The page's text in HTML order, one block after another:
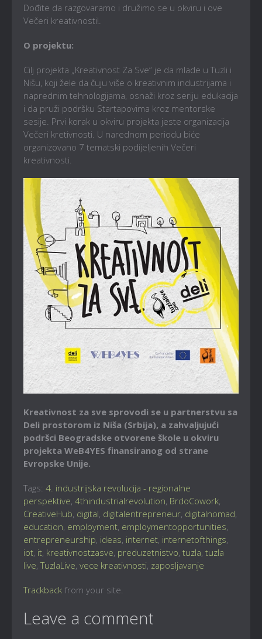
Dođite da razgovaramo i družimo se u okviru i ove
Večeri kreativnosti!.
O projektu:
Cilj projekta „Kreativnost Za Sve“ je da mlade u Tuzli i
Nišu, koji žele da čuju više o kreativnim industrijama i
naprednim tehnologijama, osnaži kroz seriju edukacija
i da pruži podršku Startapovima kroz mentorske
sesije. Prvi korak u okviru projekta jeste organizacija
Večeri kretivnosti. U narednom periodu biće
organizovano 7 tematski podijeljenih Večeri
kreativnosti.
Kreativnost za sve sprovodi se u partnerstvu sa
Deli prostorom iz Niša (Srbija), a zahvaljujući
podršci Beogradske otvorene škole u okviru
projekta WeB4YES finansiranog od strane
Evropske Unije.
Tags: 4. industrijska revolucija - regionalne
perspektive, 4thindustrialrevolution, BrdoCowork,
CreativeHub, digital, digitalentrepreneur, digitalnomad,
education, employment, employmentopportunities,
entrepreneurship, ideas, internet, internetofthings,
iot, it, kreativnostzasve, preduzetnistvo, tuzla, tuzla
live,TuzlaLive, vece kreativnosti, zaposljavanje
Trackback from your site.
Leave a comment